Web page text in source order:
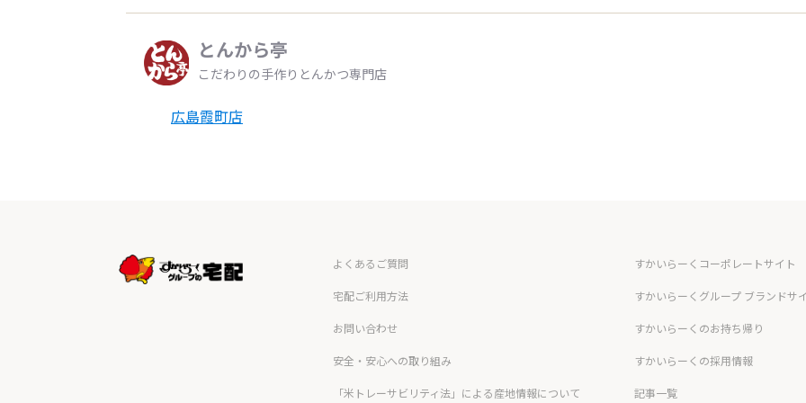
とんから亭
こだわりの手作りとんかつ専門店
広島霞町店
よくあるご質問
宅配ご利用方法
お問い合わせ
安全・安心への取り組み
「米トレーサビリティ法」による産地情報について
すかいらーくコーポレートサイト
すかいらーくグループ ブランドサ
すかいらーくのお持ち帰り
すかいらーくの採用情報
記事一覧